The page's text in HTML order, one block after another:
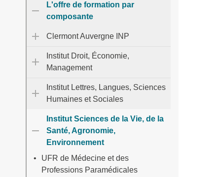
L'offre de formation par
composante
Clermont Auvergne INP
Institut Droit, Économie,
Management
Institut Lettres, Langues, Sciences
Humaines et Sociales
Institut Sciences de la Vie, de la
Santé, Agronomie,
Environnement
UFR de Médecine et des
Professions Paramédicales